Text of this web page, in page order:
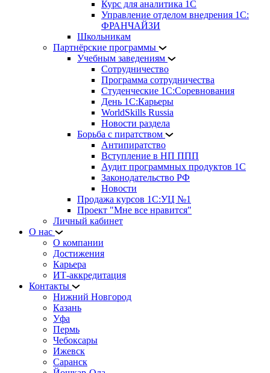
Курс для аналитика 1С
Управление отделом внедрения 1С:
ФРАНЧАЙЗИ
Школьникам
Партнёрские программы
Учебным заведениям
Сотрудничество
Программа сотрудничества
Студенческие 1С:Соревнования
День 1С:Карьеры
WorldSkills Russia
Новости раздела
Борьба с пиратством
Антипиратство
Вступление в НП ППП
Аудит программных продуктов 1С
Законодательство РФ
Новости
Продажа курсов 1С:УЦ №1
Проект "Мне все нравится"
Личный кабинет
О нас
О компании
Достижения
Карьера
ИТ-аккредитация
Контакты
Нижний Новгород
Казань
Уфа
Пермь
Чебоксары
Ижевск
Саранск